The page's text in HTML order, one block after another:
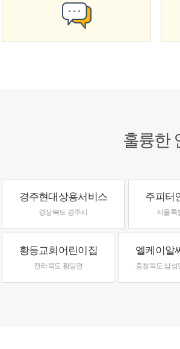
훌륭한
경주현대상용서비스
경상북도 경주시
주피터
서울특
황등교회어린이집
전라북도 황등면
엘케이알
충청북도 삼성